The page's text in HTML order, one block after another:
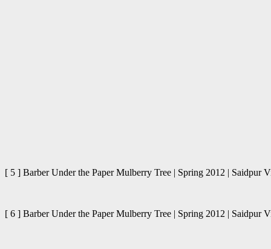
[ 5 ] Barber Under the Paper Mulberry Tree | Spring 2012 |
[ 6 ] Barber Under the Paper Mulberry Tree | Spring 2012 |